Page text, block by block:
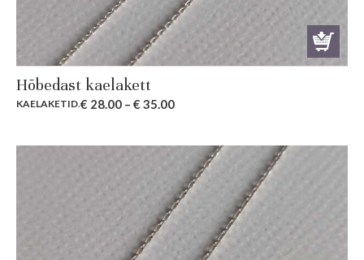
Hõbedast kaelakett
KAELAKETID.€ 28.00 – € 35.00